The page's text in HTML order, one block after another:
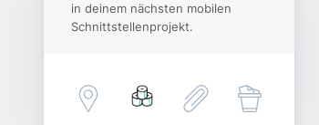
in deinem nächsten mobilen
Schnittstellenprojekt.